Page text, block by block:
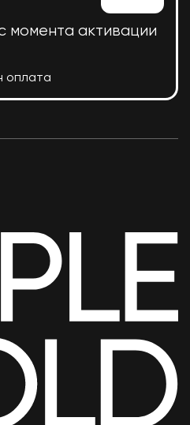
момента активации
оплата